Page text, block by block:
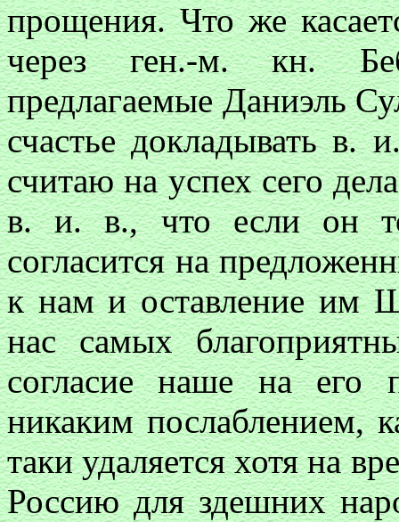
прощения. Что же
через ген.-м. кн.
предлагаемые Даниэль
счастье докладывать
считаю на успех сего
в. и. в., что если он
согласится на
к нам и оставление им
нас самых
согласие наше на его
никаким послаблением,
таки удаляется хотя на
Россию для здешних